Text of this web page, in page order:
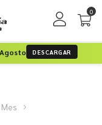
0
DESCARGAR